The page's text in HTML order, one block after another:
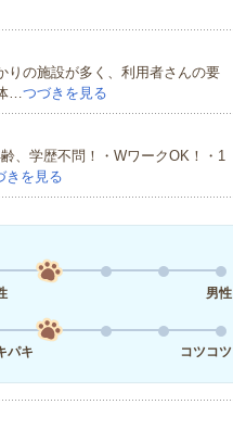
りの施設が多く、利用者さんの要
…つづきを見る
、学歴不問！・WワークOK！・1
きを見る
男性
パキ
コツコツ